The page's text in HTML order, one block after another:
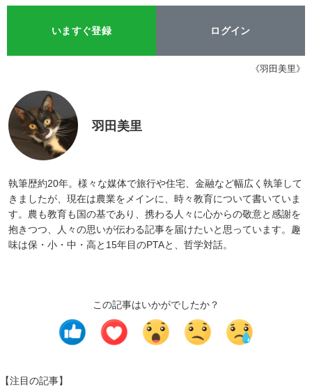
いますぐ登録 ログイン
《羽田美里》
羽田美里
執筆歴約20年。様々な媒体で旅行や住宅、金融など幅広く執筆して
きましたが、現在は農業をメインに、時々教育について書いていま
す。農も教育も国の基であり、携わる人々に心からの敬意と感謝を
抱きつつ、人々の思いが伝わる記事を届けたいと思っています。趣
味は保・小・中・高と15年目のPTAと、哲学対話。
この記事はいかがでしたか？
【注目の記事】